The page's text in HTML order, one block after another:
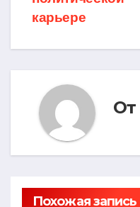
карьере
От
Похожая запись